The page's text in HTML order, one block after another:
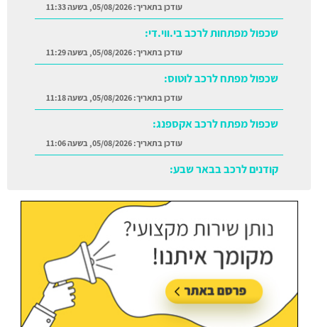
עודכן בתאריך:05/08/2026, בשעה 11:33
שכפול מפתחות לרכב בי.ווי.די:
עודכן בתאריך:05/08/2026, בשעה 11:29
שכפול מפתח לרכב לוטוס:
עודכן בתאריך:05/08/2026, בשעה 11:18
שכפול מפתח לרכב אקספנג:
עודכן בתאריך:05/08/2026, בשעה 11:06
קודנים לרכב בבאר שבע: